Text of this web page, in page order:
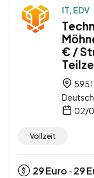
IT, EDV
€ /
02/
Vollzeit
29Euro - 29